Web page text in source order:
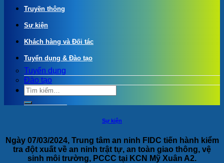
Truyền thông
Sự kiện
Khách hàng và Đối tác
Tuyển dụng & Đào tạo
Tuyển dụng
Đào tạo
Sự kiện
Ngày 07/03/2024, Trung tâm an ninh FIDC tiến hành kiểm
tra đột xuất về an ninh trật tự, an toàn giao thông, vệ
sinh môi trường, PCCC tại KCN Mỹ Xuân A2.